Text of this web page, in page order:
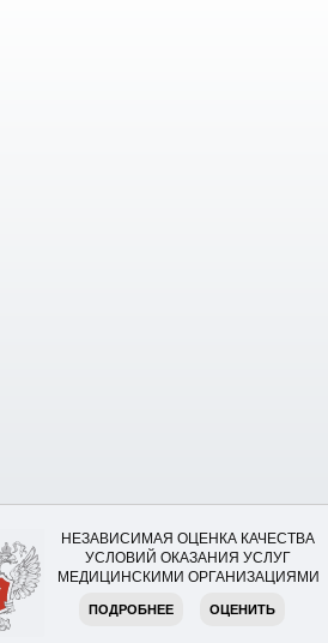
НЕЗАВИСИМАЯ ОЦЕНКА КАЧЕСТВА
УСЛОВИЙ ОКАЗАНИЯ УСЛУГ
МЕДИЦИНСКИМИ ОРГАНИЗАЦИЯМИ
ПОДРОБНЕЕ ОЦЕНИТЬ